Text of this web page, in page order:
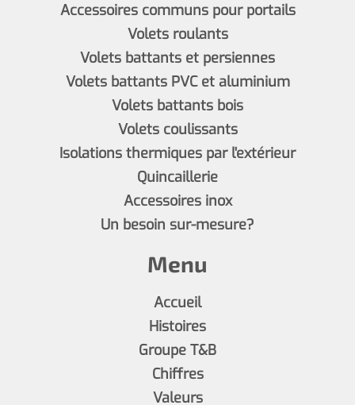
Accessoires communs pour portails
Volets roulants
Volets battants et persiennes
Volets battants PVC et aluminium
Volets battants bois
Volets coulissants
Isolations thermiques par l'extérieur
Quincaillerie
Accessoires inox
Un besoin sur-mesure?
Menu
Accueil
Histoires
Groupe T&B
Chiffres
Valeurs